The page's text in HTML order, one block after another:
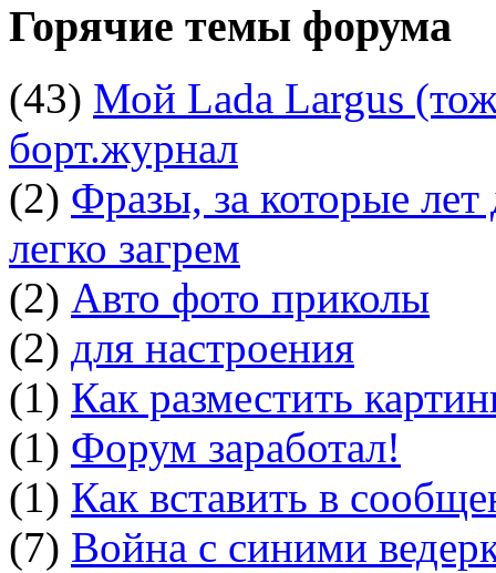
Горячие темы форума
(43) Мой Lada Largus
борт.журнал
(2) Фразы, за которые
легко загрем
(2) Авто фото приколы
(2) для настроения
(1) Как разместить
(1) Форум заработал!
(1) Как вставить в
(7) Война с синими